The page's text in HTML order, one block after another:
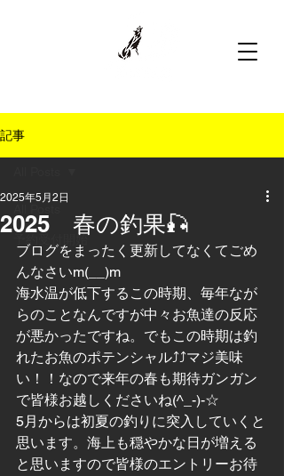
記事
予約受付開始
2025 春の釣果🎣
2025年5月2日
ブログをまったく更新してなくてごめ
んなさいm(__)m
海水温が低下するこの時期、毎年なが
らのことなんですが中々お魚達の反応
が悪かったですね。でもこの時期は釣
れたお魚のポテンシャル⤴⤴マジ美味
い！！なので来年の春も期待ガンガン
で皆様お越しくださいね(^_-)-☆
5月からは初夏の釣りに突入していくと
思います。海上も穏やかな日が増える
と思いますので皆様のエントリーお待